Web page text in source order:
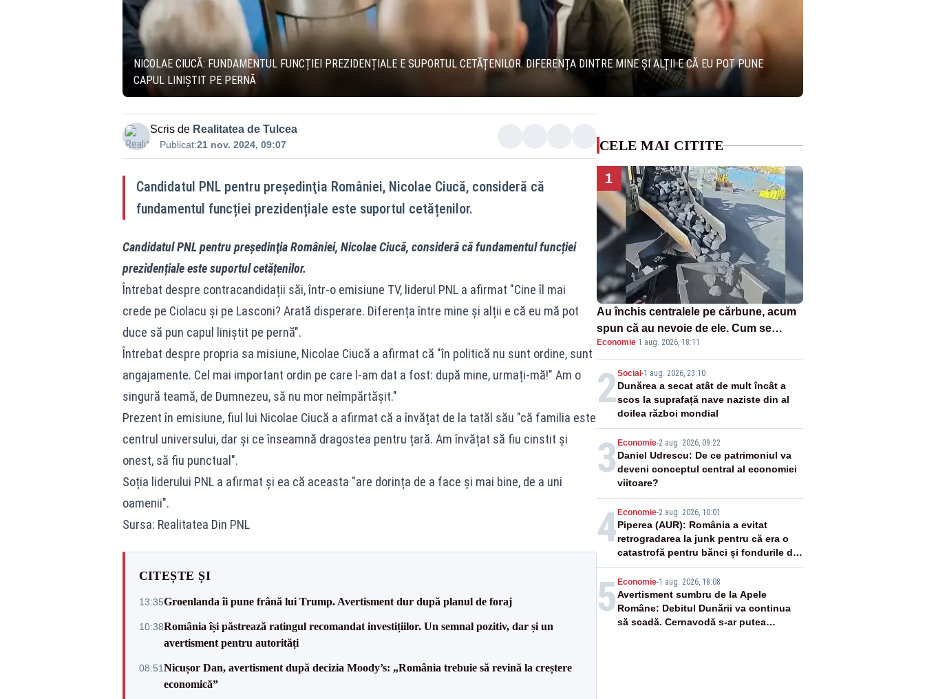
NICOLAE CIUCĂ: FUNDAMENTUL FUNCȚIEI PREZIDENȚIALE E SUPORTUL CETĂȚENILOR. DIFERENȚA DINTRE MINE ȘI ALȚII E CĂ EU POT PUNE
CAPUL LINIȘTIT PE PERNĂ
Scris de Realitatea de Tulcea
Publicat:21 nov. 2024, 09:07
Candidatul PNL pentru preşedinţia României, Nicolae Ciucă, consideră că
fundamentul funcției prezidențiale este suportul cetățenilor.
Candidatul PNL pentru preşedinţia României, Nicolae Ciucă, consideră că fundamentul funcției
prezidențiale este suportul cetățenilor.
Întrebat despre contracandidații săi, într-o emisiune TV, liderul PNL a afirmat "Cine îl mai
crede pe Ciolacu și pe Lasconi? Arată disperare. Diferența între mine și alții e că eu mă pot
duce să pun capul liniștit pe pernă".
Întrebat despre propria sa misiune, Nicolae Ciucă a afirmat că "în politică nu sunt ordine, sunt
angajamente. Cel mai important ordin pe care l-am dat a fost: după mine, urmați-mă!" Am o
singură teamă, de Dumnezeu, să nu mor neîmpărtășit."
Prezent în emisiune, fiul lui Nicolae Ciucă a afirmat că a învățat de la tatăl său "că familia este
centrul universului, dar și ce înseamnă dragostea pentru țară. Am învățat să fiu cinstit și
onest, să fiu punctual".
Soția liderului PNL a afirmat și ea că aceasta "are dorința de a face și mai bine, de a uni
oamenii".
Sursa: Realitatea Din PNL
CITEȘTE ȘI
13:35Groenlanda îi pune frână lui Trump. Avertisment dur după planul de foraj
10:38România își păstrează ratingul recomandat investițiilor. Un semnal pozitiv, dar și un
avertisment pentru autorități
08:51Nicușor Dan, avertisment după decizia Moody’s: „România trebuie să revină la creștere
economică”
CELE MAI CITITE
1
Au închis centralele pe cărbune, acum
spun că au nevoie de ele. Cum se
pasează vina în plină criză energetică
Economie·1 aug. 2026, 18:11
2Social -1 aug. 2026, 23:10
Dunărea a secat atât de mult încât a
scos la suprafață nave naziste din al
doilea război mondial
3 Economie-2 aug. 2026, 09:22
Daniel Udrescu: De ce patrimoniul va
deveni conceptul central al economiei
viitoare?
4 Economie-2 aug. 2026, 10:01
Piperea (AUR): România a evitat
retrogradarea la junk pentru că era o
catastrofă pentru bănci și fondurile de
pensii
5 Economie-1 aug. 2026, 18:08
Avertisment sumbru de la Apele
Române: Debitul Dunării va continua
să scadă. Cernavodă s-ar putea